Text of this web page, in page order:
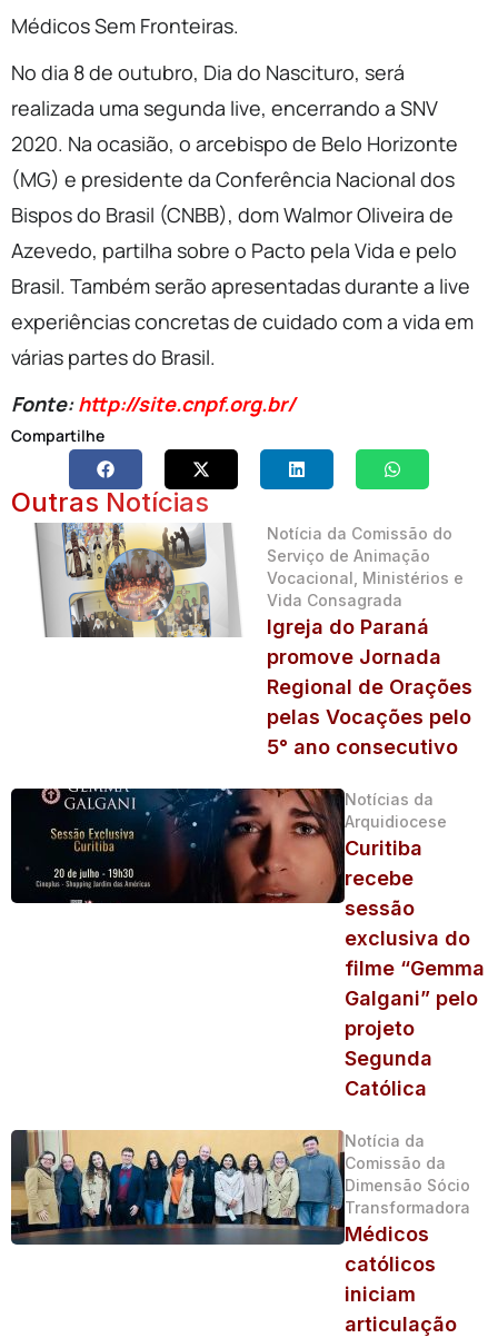
Médicos Sem Fronteiras.
No dia 8 de outubro, Dia do Nascituro, será
realizada uma segunda live, encerrando a SNV
2020. Na ocasião, o arcebispo de Belo Horizonte
(MG) e presidente da Conferência Nacional dos
Bispos do Brasil (CNBB), dom Walmor Oliveira de
Azevedo, partilha sobre o Pacto pela Vida e pelo
Brasil. Também serão apresentadas durante a live
experiências concretas de cuidado com a vida em
várias partes do Brasil.
Fonte:http://site.cnpf.org.br/
Compartilhe
Outras Notícias
Notícia da Comissão do
Serviço de Animação
Vocacional, Ministérios e
Vida Consagrada
Igreja do Paraná
promove Jornada
Regional de Orações
pelas Vocações pelo
5° ano consecutivo
Notícias da
Arquidiocese
Curitiba
recebe
sessão
exclusiva do
filme “Gemma
Galgani” pelo
projeto
Segunda
Católica
Notícia da
Comissão da
Dimensão Sócio
Transformadora
Médicos
católicos
iniciam
articulação